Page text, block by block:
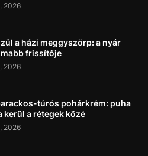
2026
a házi meggyszörp: a nyár
frissítője
2026
túrós pohárkrém: puha
kerül a rétegek közé
2026